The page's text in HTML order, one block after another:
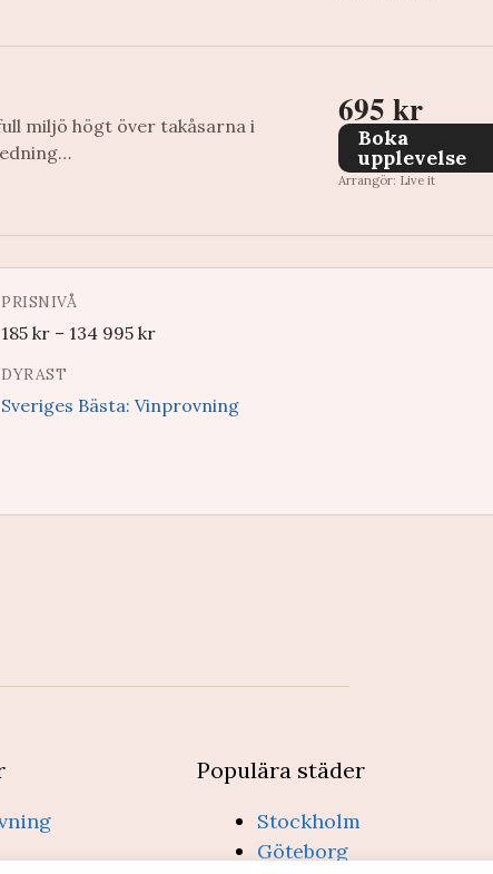
miljö högt över takåsarna i
695 kr
Boka
upplevelse
Arrangör: Live it
PRISNIVÅ
185 kr – 134 995 kr
DYRAST
Sveriges Bästa: Vinprovning
Populära städer
Stockholm
Göteborg